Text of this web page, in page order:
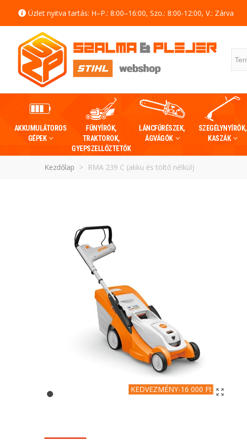
Üzlet nyitva tartás: H–P.: 8:00–16:00, Szo.: 8:00-12:00, V.: Zárva
AKKUMULÁTOROS
GÉPEK
FŰNYÍRÓK,
TRAKTOROK,
GYEPSZELLŐZTETŐK
LÁNCFŰRÉSZEK,
ÁGVÁGÓK
SZEGÉLYNYÍRÓK,
KASZÁK
Kezdőlap > RMA 239 C (akku és töltő nélkül)
KEDVEZMÉNY-16 000 Ft